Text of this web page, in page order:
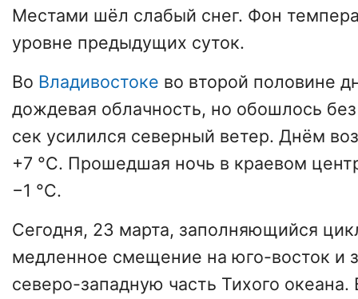
Местами шёл слабый снег. Фон
уровне предыдущих суток.
Во Владивостоке во второй половине
дождевая облачность, но обошлось
сек усилился северный ветер. Днём
+7 °С. Прошедшая ночь в краевом
−1 °С.
Сегодня, 23 марта, заполняющийся
медленное смещение на юго-восток и
северо-западную часть Тихого океана.